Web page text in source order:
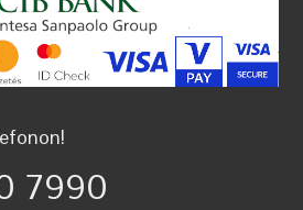
7990